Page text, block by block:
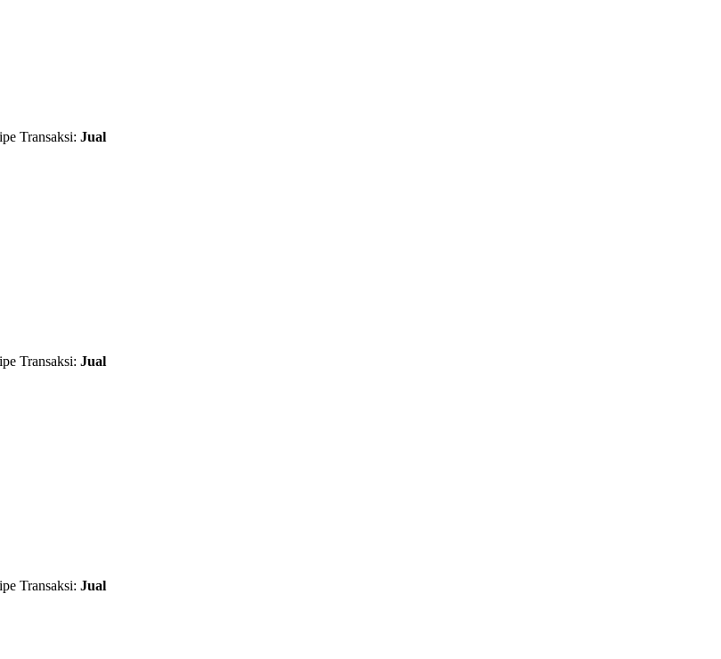
Transaksi: Jual
Transaksi: Jual
Transaksi: Jual